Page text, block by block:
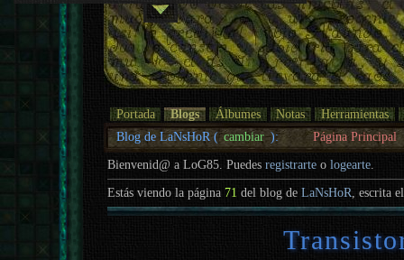
Portada Blogs Álbumes Notas
Herramientas
Blog de LaNsHoR ( cambiar ): Página Principal
Bienvenid@ a LoG85. Puedesregistrarte ologearte.
Estás viendo la página 71 del blog deLaNsHoR , escrita